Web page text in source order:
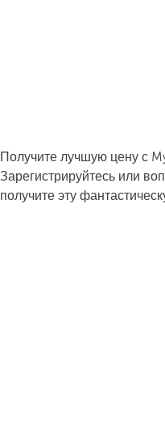
Получите лучшую цену с
Зарегистрируйтесь или
получите эту